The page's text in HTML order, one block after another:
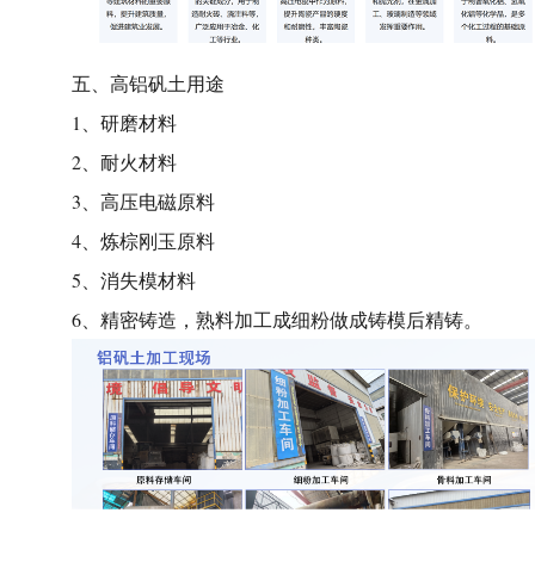
五、高铝矾土用途
1、研磨材料
2、耐火材料
3、高压电磁原料
4、炼棕刚玉原料
5、消失模材料
6、精密铸造，熟料加工成细粉做成铸模后精铸。